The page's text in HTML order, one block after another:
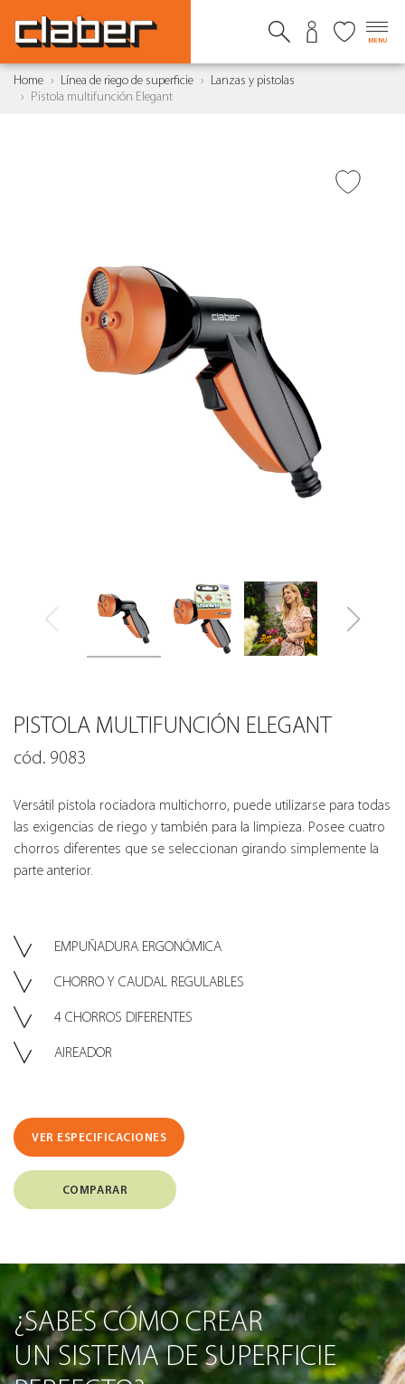
MENU
Home Línea de riego de superficie
Lanzas y pistolas
Pistola multifunción Elegant
PISTOLA MULTIFUNCIÓN ELEGANT
cód. 9083
Versátil pistola rociadora multichorro, puede utilizarse para todas
las exigencias de riego y también para la limpieza. Posee cuatro
chorros diferentes que se seleccionan girando simplemente la
parte anterior.
EMPUÑADURA ERGONÓMICA
CHORRO Y CAUDAL REGULABLES
4 CHORROS DIFERENTES
AIREADOR
VER ESPECIFICACIONES
COMPARAR
¿SABES CÓMO CREAR
UN SISTEMA DE SUPERFICIE